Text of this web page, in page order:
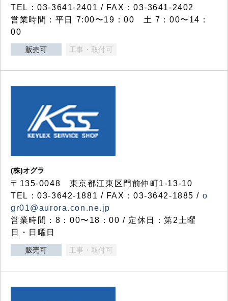
TEL：03-3641-2401 / FAX：03-3641-2402
営業時間：平日 7:00〜19：00 土 7：00〜14：
00
販売可 工事・取付可
(株)オグラ
〒135-0048 東京都江東区門前仲町1-13-10
TEL：03-3642-1881 / FAX：03-3642-1885 / o
gr01@aurora.con.ne.jp
営業時間：8：00〜18：00 / 定休日：第2土曜
日・日曜日
販売可 工事・取付可